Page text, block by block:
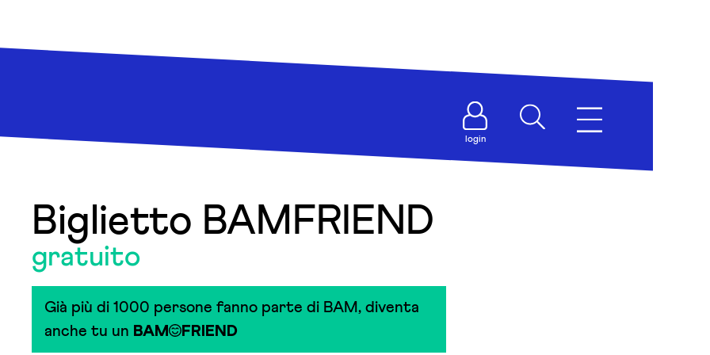
login
Biglietto BAMFRIEND
gratuito
Già più di 1000 persone fanno parte di BAM, diventa
anche tu un BAM FRIEND